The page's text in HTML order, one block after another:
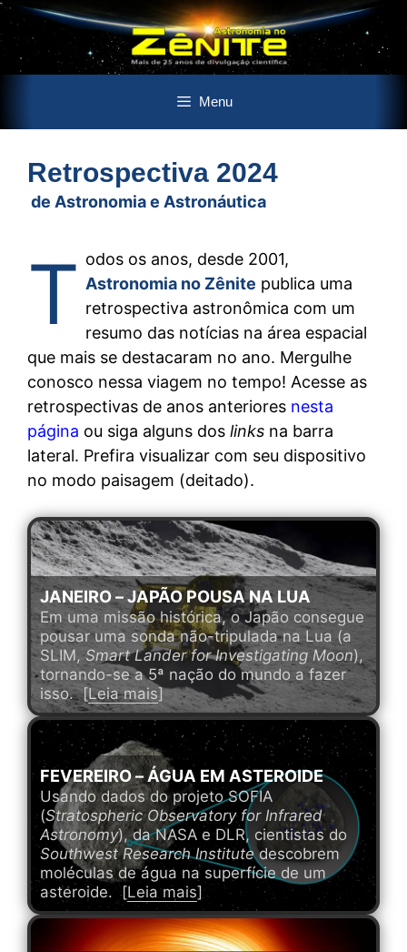
o
conteúdo
Menu
Retrospectiva 2024
de Astronomia e Astronáutica
T odos os anos, desde 2001,
Astronomia no Zênite publica uma
retrospectiva astronômica com um
resumo das notícias na área espacial
que mais se destacaram no ano. Mergulhe
conosco nessa viagem no tempo! Acesse as
retrospectivas de anos anteriores nesta
página ou siga alguns dos links na barra
lateral. Prefira visualizar com seu dispositivo
no modo paisagem (deitado).
JANEIRO – JAPÃO POUSA NA LUA
Em uma missão histórica, o Japão consegue
pousar uma sonda não-tripulada na Lua (a
SLIM,Smart Lander for Investigating Moon),
tornando-se a 5ª nação do mundo a fazer
isso. [Leia mais]
FEVEREIRO – ÁGUA EM ASTEROIDE
Usando dados do projeto SOFIA
(Stratospheric Observatory for Infrared
Astronomy), da NASA e DLR, cientistas do
Southwest Research Institutedescobrem
moléculas de água na superfície de um
asteroide. [Leia mais]